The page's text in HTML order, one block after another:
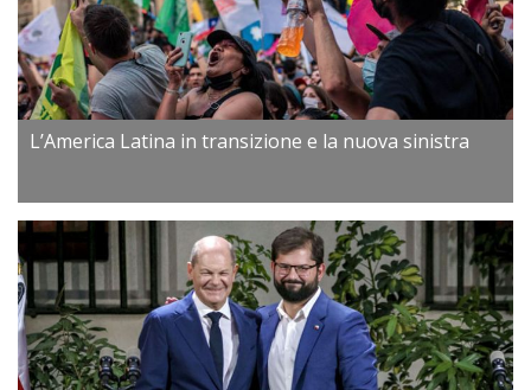
L’America Latina in transizione e la nuova sinistra